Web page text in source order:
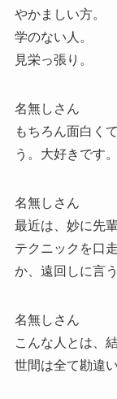
やかましい方。
学のない人。
見栄っ張り。
名無しさん
もちろん面白く
う。大好きです。
名無しさん
最近は、妙に先
テクニックを口
か、遠回しに言
名無しさん
こんな人とは、
世間は全て勘違